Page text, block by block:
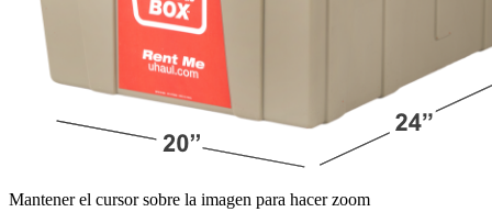
Mantener el cursor sobre la imagen para hacer zoom